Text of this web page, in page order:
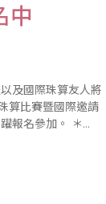
中
及國際珠算友人將
算比賽暨國際邀請
名參加。 ＊